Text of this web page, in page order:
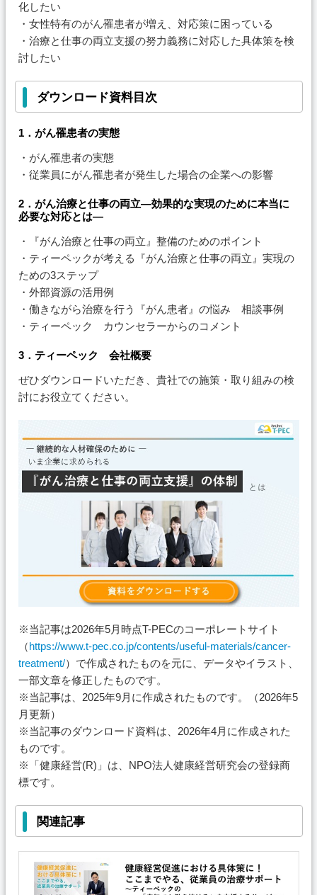
化したい
・女性特有のがん罹患者が増え、対応策に困っている
・治療と仕事の両立支援の努力義務に対応した具体策を検
討したい
ダウンロード資料目次
1．がん罹患者の実態
・がん罹患者の実態
・従業員にがん罹患者が発生した場合の企業への影響
2．がん治療と仕事の両立―効果的な実現のために本当に
必要な対応とは―
・『がん治療と仕事の両立』整備のためのポイント
・ティーペックが考える『がん治療と仕事の両立』実現の
ための3ステップ
・外部資源の活用例
・働きながら治療を行う『がん患者』の悩み 相談事例
・ティーペック カウンセラーからのコメント
3．ティーペック 会社概要
ぜひダウンロードいただき、貴社での施策・取り組みの検
討にお役立てください。
※当記事は2026年5月時点T-PECのコーポレートサイト
（https://www.t-pec.co.jp/contents/useful-materials/cancer-
treatment/）で作成されたものを元に、データやイラスト、
一部文章を修正したものです。
※当記事は、2025年9月に作成されたものです。（2026年5
月更新）
※当記事のダウンロード資料は、2026年4月に作成された
ものです。
※「健康経営(R)」は、NPO法人健康経営研究会の登録商
標です。
関連記事